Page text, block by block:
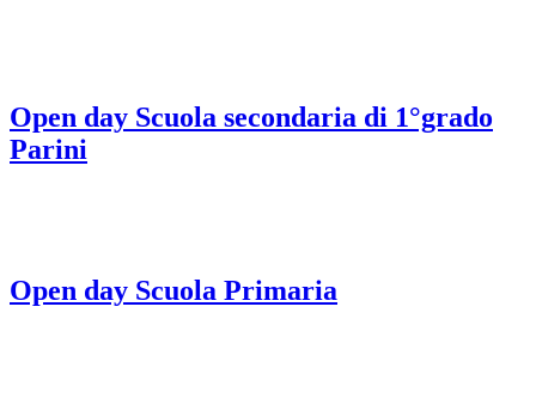
Open day Scuola secondaria di 1°grado
Parini
Open day Scuola Primaria